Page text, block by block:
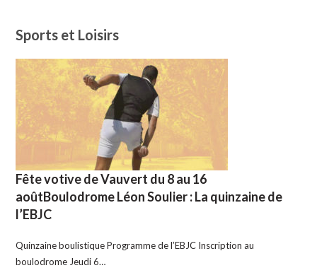
Sports et Loisirs
Fête votive de Vauvert du 8 au 16
aoûtBoulodrome Léon Soulier : La quinzaine de
l’EBJC
Quinzaine boulistique Programme de l’EBJC Inscription au
boulodrome Jeudi 6…